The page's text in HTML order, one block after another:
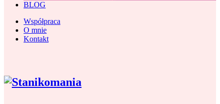
BLOG
Współpraca
O mnie
Kontakt